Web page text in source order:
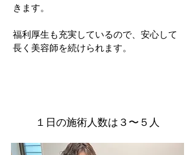
きます。
​福利厚生も充実しているので、安心して
長く美容師を続けられます。
１日の施術人数は３〜５人